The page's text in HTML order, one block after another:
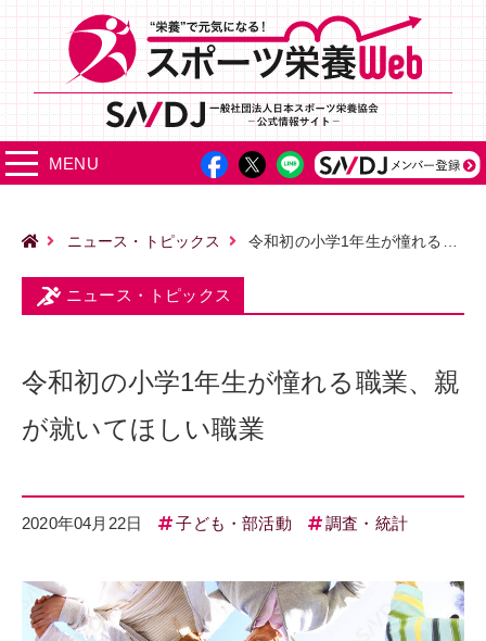
MENU
ニュース・トピックス 令和初の小学1年生が憧れる職業、親が就いてほしい職業
ニュース・トピックス
令和初の小学1年生が憧れる職業、親
が就いてほしい職業
2020年04月22日 子ども・部活動 調査・統計